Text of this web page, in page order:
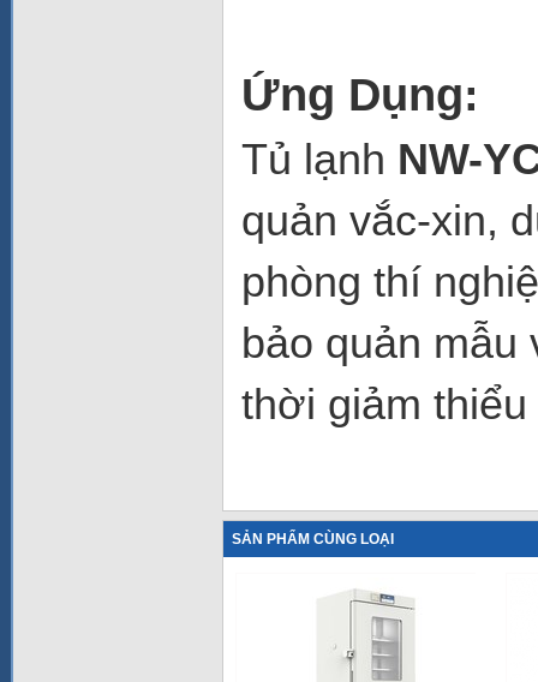
Ứng Dụng:
Tủ lạnh NW-
quản vắc-xin,
phòng thí
bảo quản mẫu
thời giảm
SẢN PHẨM CÙNG LOẠI